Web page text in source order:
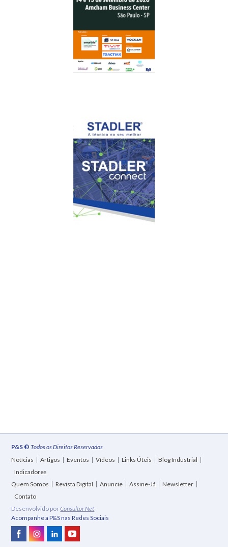
P&S © Todos os Direitos Reservados
Notícias
Artigos Eventos Vídeos Links Úteis
Blog Industrial
Indicadores
Quem Somos
Revista Digital Anuncie Assine-Já
Newsletter
Contato
Desenvolvido porConsultor Net
Acompanhe a P&S nas Redes Sociais